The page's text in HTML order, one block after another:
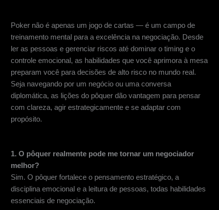
Poker não é apenas um jogo de cartas — é um campo de
treinamento mental para a excelência na negociação. Desde
ler as pessoas e gerenciar riscos até dominar o timing e o
controle emocional, as habilidades que você aprimora à mesa
preparam você para decisões de alto risco no mundo real.
Seja navegando por um negócio ou uma conversa
diplomática, as lições do pôquer dão vantagem para pensar
com clareza, agir estrategicamente e se adaptar com
propósito.
1. O pôquer realmente pode me tornar um negociador
melhor?
Sim. O pôquer fortalece o pensamento estratégico, a
disciplina emocional e a leitura de pessoas, todas habilidades
essenciais de negociação.